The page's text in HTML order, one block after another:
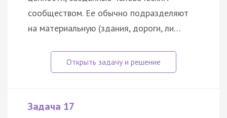
сообществом. Ее обычно подразделяют
на материальную (здания, дороги, ли…
Задача 17